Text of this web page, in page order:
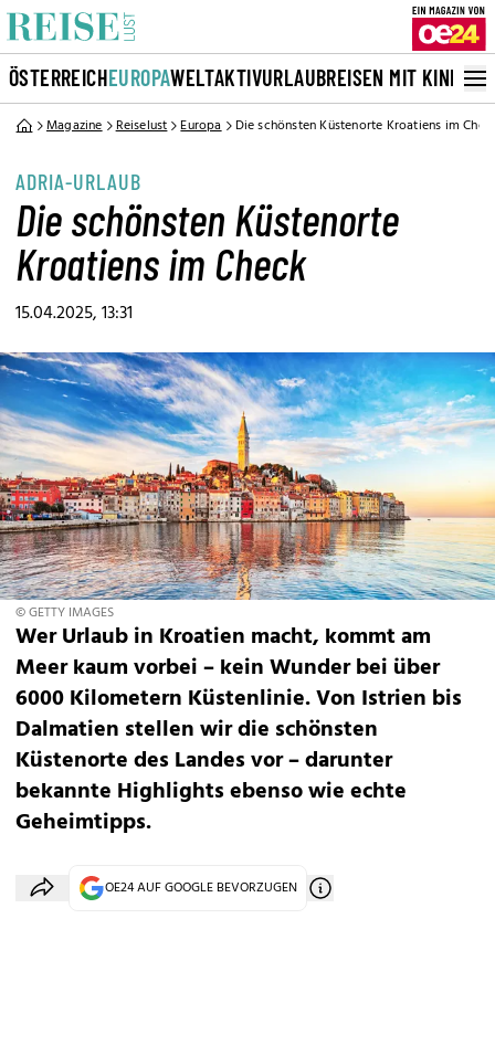
ÖSTERREICHEUROPAWELTAKTIVURLAUBREISEN MIT KINDERN
Magazine Reiselust Europa Die schönsten Küstenorte Kroatiens im
ADRIA-URLAUB
Die schönsten Küstenorte
Kroatiens im Check
15.04.2025, 13:31
© GETTY IMAGES
Wer Urlaub in Kroatien macht, kommt am
Meer kaum vorbei – kein Wunder bei über
6000 Kilometern Küstenlinie. Von Istrien bis
Dalmatien stellen wir die schönsten
Küstenorte des Landes vor – darunter
bekannte Highlights ebenso wie echte
Geheimtipps.
OE24 AUF GOOGLE BEVORZUGEN